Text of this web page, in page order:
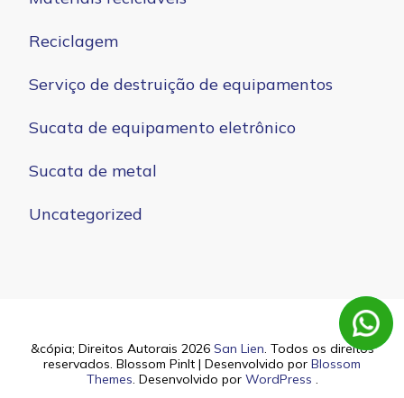
Reciclagem
Serviço de destruição de equipamentos
Sucata de equipamento eletrônico
Sucata de metal
Uncategorized
&cópia; Direitos Autorais 2026 San Lien. Todos os direitos
reservados. Blossom PinIt | Desenvolvido por Blossom
Themes. Desenvolvido por WordPress .